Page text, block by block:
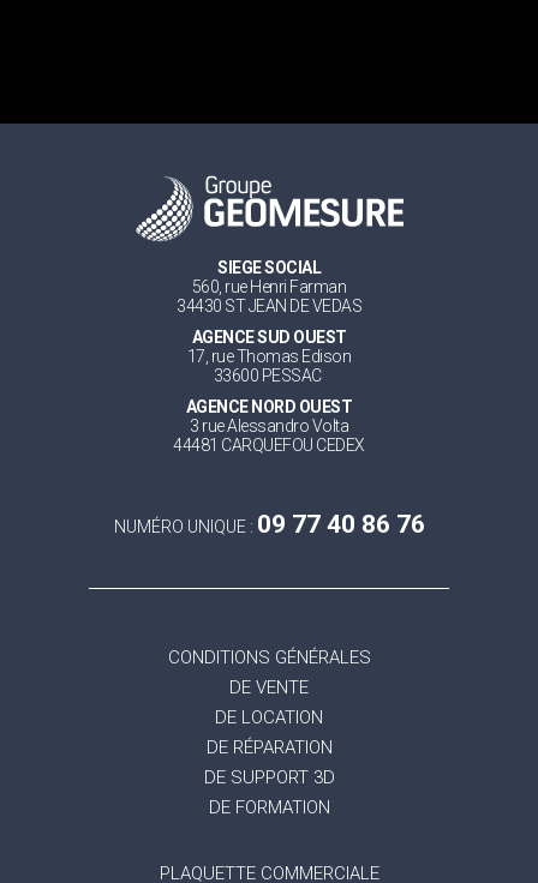
SIEGE SOCIAL
560, rue Henri Farman
34430 ST JEAN DE VEDAS
AGENCE SUD OUEST
17, rue Thomas Edison
33600 PESSAC
AGENCE NORD OUEST
3 rue Alessandro Volta
44481 CARQUEFOU CEDEX
NUMÉRO UNIQUE : 09 77 40 86 76
CONDITIONS GÉNÉRALES
DE VENTE
DE LOCATION
DE RÉPARATION
DE SUPPORT 3D
DE FORMATION
PLAQUETTE COMMERCIALE